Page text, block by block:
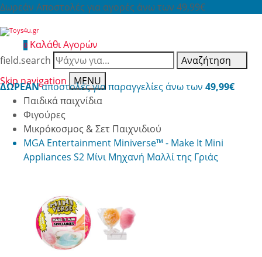
Δωρεάν Αποστολές για αγορές άνω των 49,99€
0 Καλάθι Αγορών
field.search
Αναζήτηση
Skip navigation
MENU
ΔΩΡΕΑΝαποστολές για παραγγελίες άνω των 49,99€
Παιδικά παιχνίδια
Φιγούρες
Μικρόκοσμος & Σετ Παιχνιδιού
MGA Entertainment Miniverse™ - Make It Mini
Appliances S2 Μίνι Μηχανή Μαλλί της Γριάς